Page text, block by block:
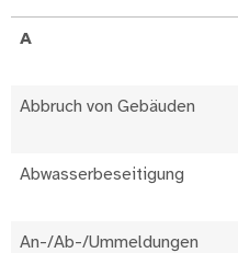
A
Abbruch von Gebäuden
Abwasserbeseitigung
An-/Ab-/Ummeldungen